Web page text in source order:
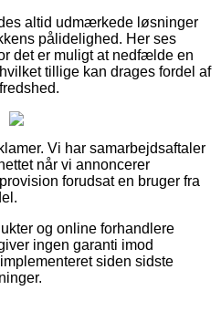
altid udmærkede løsninger
pålidelighed. Her ses
det er muligt at nedfælde en
tillige kan drages fordel af
Vi har samarbejdsaftaler
når vi annoncerer
forudsat en bruger fra
og online forhandlere
ingen garanti imod
siden sidste